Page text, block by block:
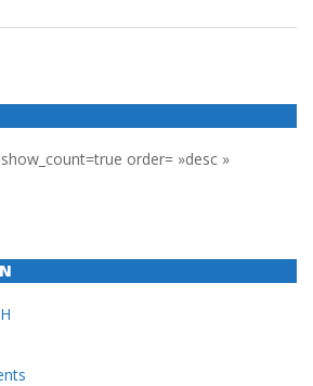
order= »desc »